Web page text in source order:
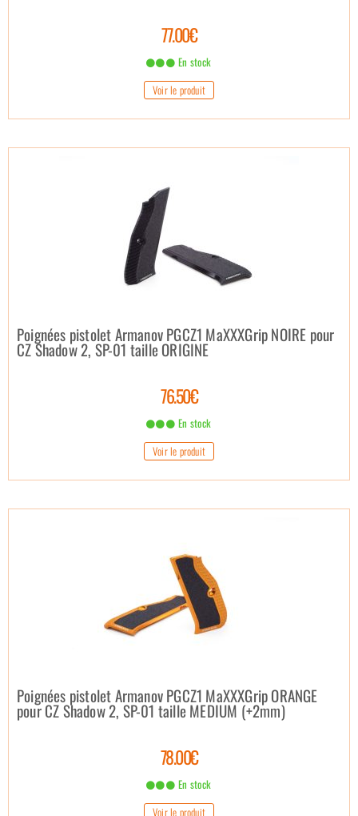
77.00€
En stock
Voir le produit
Poignées pistolet Armanov PGCZ1 MaXXXGrip NOIRE pour
CZ Shadow 2, SP-01 taille ORIGINE
76.50€
En stock
Voir le produit
Poignées pistolet Armanov PGCZ1 MaXXXGrip ORANGE
pour CZ Shadow 2, SP-01 taille MEDIUM (+2mm)
78.00€
En stock
Voir le produit